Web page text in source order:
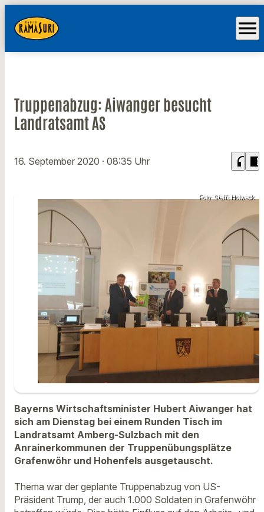
menu
Truppenabzug: Aiwanger besucht
Landratsamt AS
16. September 2020 · 08:35 Uhr headphones chrome_reader_mode
Foto: Steffi Holweck
Bayerns Wirtschaftsminister Hubert Aiwanger hat
sich am Dienstag bei einem Runden Tisch im
Landratsamt Amberg-Sulzbach mit den
Anrainerkommunen der Truppenübungsplätze
Grafenwöhr und Hohenfels ausgetauscht.
Thema war der geplante Truppenabzug von US-
Präsident Trump, der auch 1.000 Soldaten in Grafenwöhr